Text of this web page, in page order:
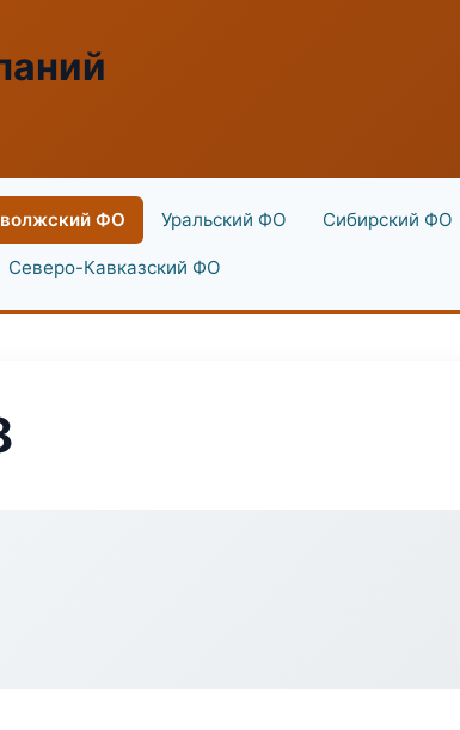
ФО Уральский ФО Сибирский ФО
Северо-Кавказский ФО